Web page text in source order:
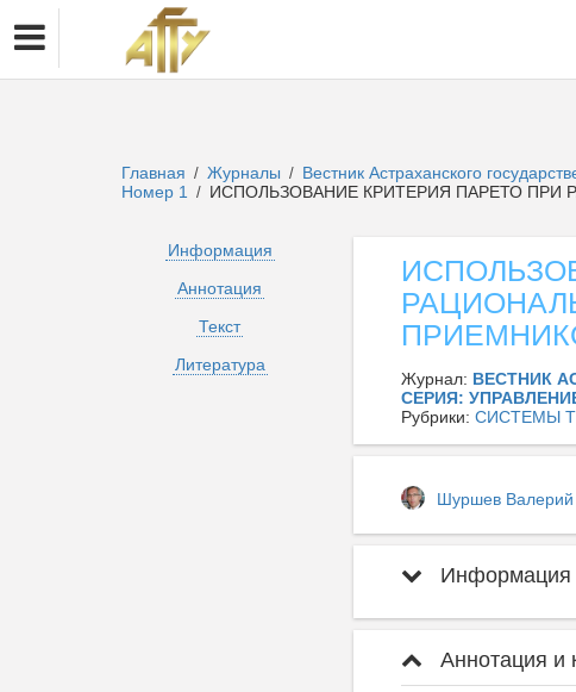
Главная / Журналы / Вестник Астраханского
Номер 1
/ ИСПОЛЬЗОВАНИЕ КРИТЕРИЯ ПАРЕТО
Информация
Аннотация
Текст
Литература
Журнал: ВЕСТНИК
СЕРИЯ:
Рубрики: СИСТЕМЫ
Шуршев
Информация
Аннотация и